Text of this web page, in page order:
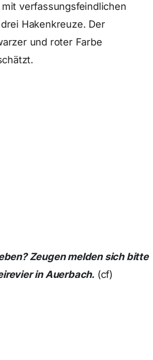
verfassungsfeindlichen
Hakenkreuze. Der
und roter Farbe
Zeugen melden sich bitte
in Auerbach. (cf)